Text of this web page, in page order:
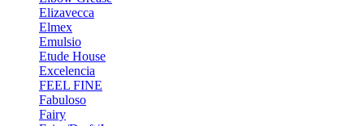
Elizavecca
Elmex
Emulsio
Etude House
Excelencia
FEEL FINE
Fabuloso
Fairy